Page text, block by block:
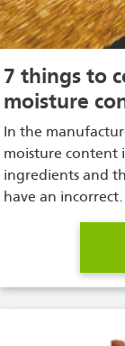
7 things to
moisture
In the
moisture content
ingredients and
have an incorrect…